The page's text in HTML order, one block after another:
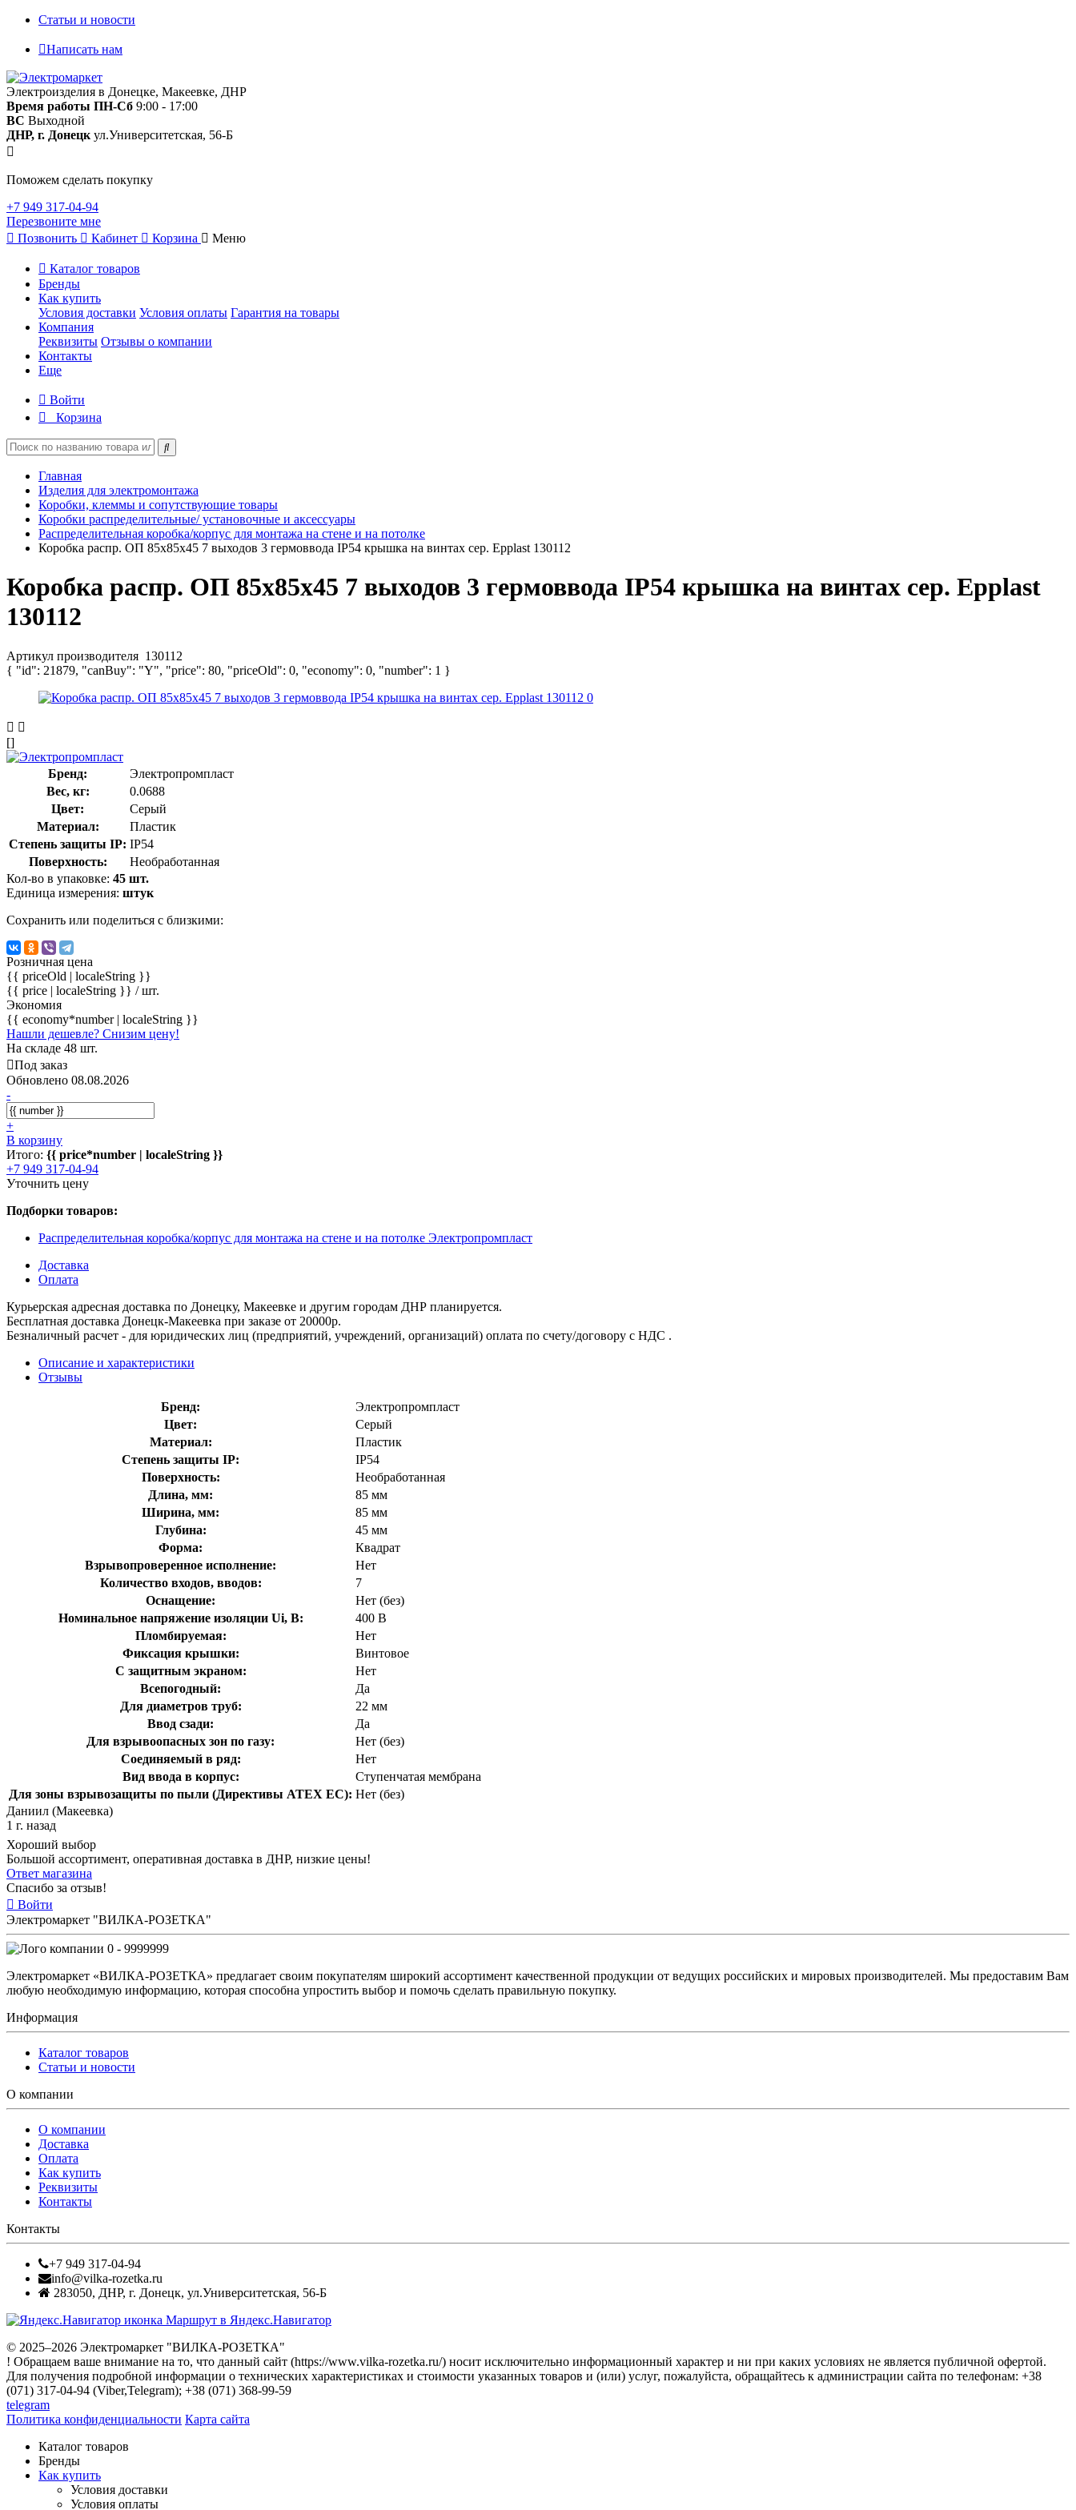
Статьи и новости
Написать нам
Электроизделия в Донецке, Макеевке, ДНР
Время работы ПН-Сб 9:00 - 17:00
ВС Выходной
ДНР, г. Донецк ул.Университетская, 56-Б
Поможем сделать покупку
+7 949 317-04-94
Перезвоните мне
Позвонить
Кабинет Корзина Меню
Каталог товаров
Бренды
Как купить
Условия доставки Условия оплаты Гарантия на товары
Компания
Реквизиты Отзывы о компании
Контакты
Еще
Войти
Корзина
Главная
Изделия для электромонтажа
Коробки, клеммы и сопутствующие товары
Коробки распределительные/ установочные и аксессуары
Распределительная коробка/корпус для монтажа на стене и на потолке
Коробка распр. ОП 85х85х45 7 выходов 3 гермоввода IP54 крышка на винтах сер. Epplast 130112
Коробка распр. ОП 85х85х45 7 выходов 3 гермоввода IP54 крышка на винтах сер. Epplast
130112
Артикул производителя 130112
{ "id": 21879, "canBuy": "Y", "price": 80, "priceOld": 0, "economy": 0, "number": 1 }
[]
Бренд:
Электропромпласт
Вес, кг:
0.0688
Цвет:
Серый
Материал:
Пластик
Степень защиты IP: IP54
Поверхность:
Необработанная
Кол-во в упаковке: 45 шт.
Единица измерения: штук
Сохранить или поделиться с близкими:
Розничная цена
{{ priceOld | localeString }}
{{ price | localeString }} / шт.
Экономия
{{ economy*number | localeString }}
Нашли дешевле? Снизим цену!
На складе 48 шт.
Под заказ
Обновлено 08.08.2026
-
+
В корзину
Итого: {{ price*number | localeString }}
+7 949 317-04-94
Уточнить цену
Подборки товаров:
Распределительная коробка/корпус для монтажа на стене и на потолке Электропромпласт
Доставка
Оплата
Курьерская адресная доставка по Донецку, Макеевке и другим городам ДНР планируется.
Бесплатная доставка Донецк-Макеевка при заказе от 20000р.
Безналичный расчет - для юридических лиц (предприятий, учреждений, организаций) оплата по счету/договору с НДС .
Описание и характеристики
Отзывы
Бренд:
Электропромпласт
Цвет:
Серый
Материал:
Пластик
Степень защиты IP:
IP54
Поверхность:
Необработанная
Длина, мм:
85 мм
Ширина, мм:
85 мм
Глубина:
45 мм
Форма:
Квадрат
Взрывопроверенное исполнение:
Нет
Количество входов, вводов:
7
Оснащение:
Нет (без)
Номинальное напряжение изоляции Ui, В:
400 В
Пломбируемая:
Нет
Фиксация крышки:
Винтовое
С защитным экраном:
Нет
Всепогодный:
Да
Для диаметров труб:
22 мм
Ввод сзади:
Да
Для взрывоопасных зон по газу:
Нет (без)
Соединяемый в ряд:
Нет
Вид ввода в корпус:
Ступенчатая мембрана
Для зоны взрывозащиты по пыли (Директивы ATEX ЕС): Нет (без)
Даниил (Макеевка)
1 г. назад
Хороший выбор
Большой ассортимент, оперативная доставка в ДНР, низкие цены!
Ответ магазина
Спасибо за отзыв!
Войти
Электромаркет "ВИЛКА-РОЗЕТКА"
0 - 9999999
Электромаркет «ВИЛКА-РОЗЕТКА» предлагает своим покупателям широкий ассортимент качественной продукции от ведущих российских и мировых производителей. Мы предоставим Вам
любую необходимую информацию, которая способна упростить выбор и помочь сделать правильную покупку.
Информация
Каталог товаров
Статьи и новости
О компании
О компании
Доставка
Оплата
Как купить
Реквизиты
Контакты
Контакты
+7 949 317-04-94
info@vilka-rozetka.ru
283050, ДНР, г. Донецк, ул.Университетская, 56-Б
Маршрут в Яндекс.Навигатор
© 2025–2026 Электромаркет "ВИЛКА-РОЗЕТКА"
! Обращаем ваше внимание на то, что данный сайт (https://www.vilka-rozetka.ru/) носит исключительно информационный характер и ни при каких условиях не является публичной офертой.
Для получения подробной информации о технических характеристиках и стоимости указанных товаров и (или) услуг, пожалуйста, обращайтесь к администрации сайта по телефонам: +38
(071) 317-04-94 (Viber,Telegram); +38 (071) 368-99-59
telegram
Политика конфиденциальности Карта сайта
Каталог товаров
Бренды
Как купить
Условия доставки
Условия оплаты